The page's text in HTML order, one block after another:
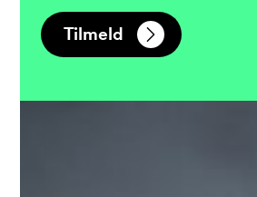
Tilmeld